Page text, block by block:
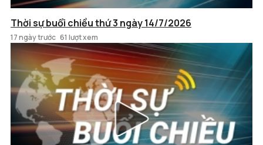
Thời sự buổi chiều thứ 3 ngày 14/7/2026
17 ngày trước 61 lượt xem